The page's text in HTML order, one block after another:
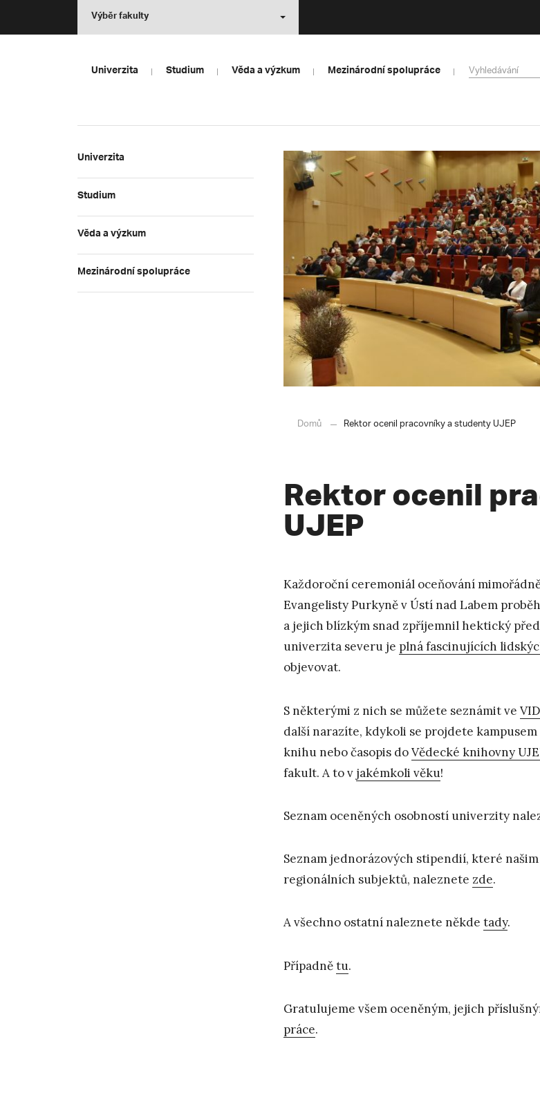
Výběr fakulty
Univerzita Studium Věda a výzkum Mezinárodní spolupráce
Univerzita
Studium
Věda a výzkum
Mezinárodní spolupráce
Domů Rektor ocenil pracovníky a studenty UJEP
Rektor ocenil
UJEP
Každoroční ceremoniál oceňování
Evangelisty Purkyně v Ústí nad Labem
a jejich blízkým snad zpříjemnil hektický
univerzita severu je plná fascinujících
objevovat.
S některými z nich se můžete seznámit ve
další narazíte, kdykoli se projdete kampusem
knihu nebo časopis doVědecké knihovny
fakult. A to v jakémkoli věku!
Seznam oceněných osobností univerzity
Seznam jednorázových stipendií, které
regionálních subjektů, naleznete zde.
A všechno ostatní naleznete někde tady.
Případnětu.
Gratulujeme všem oceněným, jejich
práce.